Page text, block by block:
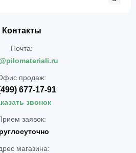
Контакты
Почта:
продаж:
677-17-91
звонок
заявок:
магазина: